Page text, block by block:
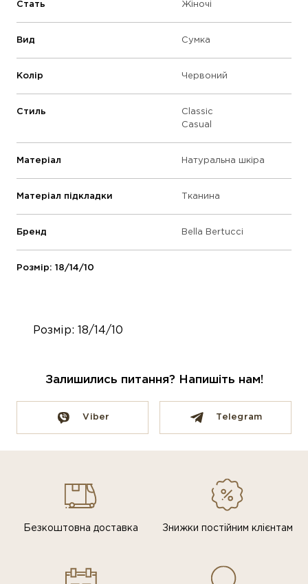
Стать Жіночі
Вид Сумка
Колір Червоний
Стиль
Classic
Casual
Матеріал Натуральна шкіра
Матеріал підкладки Тканина
Бренд Bella Bertucci
Розмір: 18/14/10
Розмір: 18/14/10
Залишились питання? Напишіть нам!
Viber Telegram
Безкоштовна доставка Знижки постiйним клiєнтам